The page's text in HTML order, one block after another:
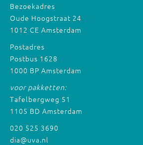
Bezoekadres
Oude Hoogstraat 24
1012 CE Amsterdam
Postadres
Postbus 1628
1000 BP Amsterdam
voor pakketten:
Tafelbergweg 51
1105 BD Amsterdam
020 525 3690
dia@uva.nl